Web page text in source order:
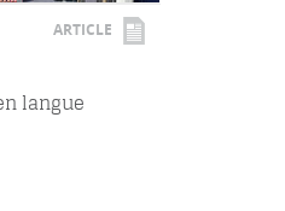
ARTICLE
langue